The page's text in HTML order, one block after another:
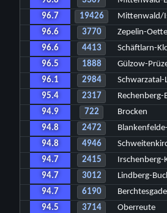
96.7
19426
Mittenwald/
96.6
3770
Zepelin-
96.6
4413
Schäftlarn-
96.5
1888
Gülzow-
96.1
2984
95.4
2317
94.9
722
Brocken
94.8
2472
94.8
4946
94.7
2415
94.7
3012
Lindberg-
94.7
6190
94.5
3714
Oberreute